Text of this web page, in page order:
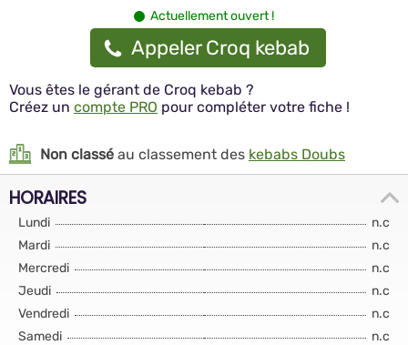
Actuellement ouvert !
Appeler Croq kebab
Vous êtes le gérant de Croq kebab ?
Créez un compte PRO pour compléter votre fiche !
Non classé au classement des kebabs Doubs
HORAIRES
Lundi
n.c
Mardi
n.c
Mercredi
n.c
Jeudi
n.c
Vendredi
n.c
Samedi
n.c